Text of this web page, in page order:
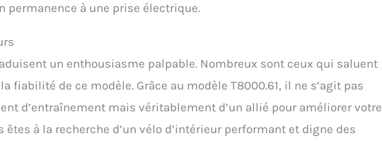
permanence à une prise électrique.
un enthousiasme palpable. Nombreux sont ceux qui saluent
fiabilité de ce modèle. Grâce au modèle T8000.61, il ne s’agit pas
d’entraînement mais véritablement d’un allié pour améliorer votre
à la recherche d’un vélo d’intérieur performant et digne des